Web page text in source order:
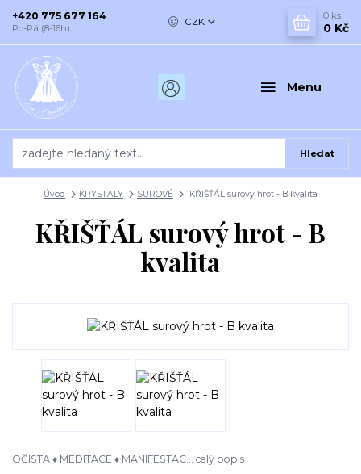
Menu
CZK
Hledat
+420 775 677 164
Po-Pá (8-16h)
0 ks
0 Kč
Úvod KRYSTALY SUROVÉ KŘIŠŤÁL surový hrot - B kvalita
KŘIŠŤÁL surový hrot - B
kvalita
OČISTA ♦ MEDITACE ♦ MANIFESTAC... celý popis